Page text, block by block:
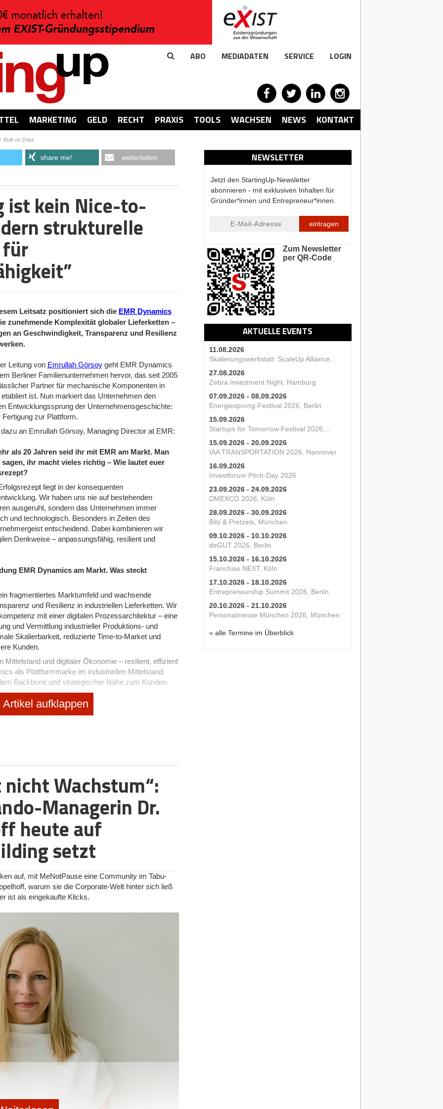
ABO MEDIADATEN SERVICE LOGIN
MARKETING GELD RECHT PRAXIS TOOLS WACHSEN NEWS KONTAKT
Built on Data
NEWSLETTER
Jetzt den StartingUp-Newsletter
abonnieren - mit exklusiven Inhalten für
Gründer*innen und Entrepreneur*innen.
eintragen
Zum Newsletter
per QR-Code
AKTUELLE EVENTS
11.08.2026
Skalierungswerkstatt: ScaleUp Alliance...
27.08.2026
Zebra Investment Night, Hamburg
07.09.2026 - 08.09.2026
Energiesprong-Festival 2026, Berlin
15.09.2026
Startups for Tomorrow Festival 2026,...
15.09.2026 - 20.09.2026
IAA TRANSPORTATION 2026, Hannover
16.09.2026
Investforum Pitch-Day 2026
23.09.2026 - 24.09.2026
DMEXCO 2026, Köln
28.09.2026 - 30.09.2026
Bits & Pretzels, München
09.10.2026 - 10.10.2026
deGUT 2026, Berlin
15.10.2026 - 16.10.2026
Franchise NEXT, Köln
17.10.2026 - 18.10.2026
Entrepreneurship Summit 2026, Berlin
20.10.2026 - 21.10.2026
Personalmesse München 2026, München
» alle Termine im Überblick
share me! weiterleiten
ist kein Nice-to-
strukturelle
Leitsatz positioniert sich die EMR Dynamics
zunehmende Komplexität globaler Lieferketten –
an Geschwindigkeit, Transparenz und Resilienz
Leitung von Emrullah Görsoygeht EMR Dynamics
Berliner Familienunternehmen hervor, das seit 2005
Partner für mechanische Komponenten in
etabliert ist. Nun markiert das Unternehmen den
Entwicklungssprung der Unternehmensgeschichte:
Fertigung zur Plattform.
dazu an Emrullah Görsoy, Managing Director at EMR:
als 20 Jahren seid ihr mit EMR am Markt. Man
sagen, ihr macht vieles richtig – Wie lautet euer
liegt in der konsequenten
Wir haben uns nie auf bestehenden
ausgeruht, sondern das Unternehmen immer
und technologisch. Besonders in Zeiten des
entscheidend. Dabei kombinieren wir
Denkweise – anpassungsfähig, resilient und
EMR Dynamics am Markt. Was steckt
fragmentiertes Marktumfeld und wachsende
und Resilienz in industriellen Lieferketten. Wir
mit einer digitalen Prozessarchitektur – eine
und Vermittlung industrieller Produktions- und
Skalierbarkeit, reduzierte Time-to-Market und
Kunden.
Mittelstand und digitaler Ökonomie – resilient, effizient
als Plattformmarke im industriellen Mittelstand
Backbone und strategischer Nähe zum Kunden.
und Systempartner aus hoch regulierten und
uns als Lösungsanbieter entlang der
und Prototyping über skalierbare
Durch die Plattformlogik können wir unsere
und so Time-to-Market und
gerade für komplexe und hochqualifizierte
des Unternehmens EMR Industrial. Wie
Privileg, früh Verantwortung zu übernehmen –
EMR in der Pandemie. Die Krise 2020 hat uns
zu pivotieren. Diese Erfahrung hat mich
aus deiner Sicht für den Mittelstand und was
abschauen?
sondern strukturelle Voraussetzung für
von Start-ups besonders eines lernen: den Mut,
Fokus auf Geschwindigkeit, Automatisierung und
Artikel aufklappen
Wachstum“:
Managerin Dr.
heute auf
setzt
auf, mit MeNotPause eine Community im Tabu-
warum sie die Corporate-Welt hinter sich ließ
ist als eingekaufte Klicks.